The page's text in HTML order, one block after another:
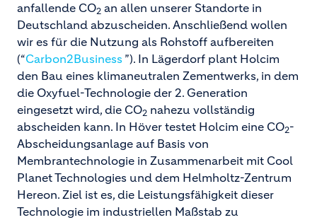
anfallende CO2 an allen unserer Standorte in
Deutschland abzuscheiden. Anschließend wollen
wir es für die Nutzung als Rohstoff aufbereiten
(“Carbon2Business ”). In Lägerdorf plant Holcim
den Bau eines klimaneutralen Zementwerks, in dem
die Oxyfuel-Technologie der 2. Generation
eingesetzt wird, die CO2 nahezu vollständig
abscheiden kann. In Höver testet Holcim eine CO2-
Abscheidungsanlage auf Basis von
Membrantechnologie in Zusammenarbeit mit Cool
Planet Technologies und dem Helmholtz-Zentrum
Hereon. Ziel ist es, die Leistungsfähigkeit dieser
Technologie im industriellen Maßstab zu